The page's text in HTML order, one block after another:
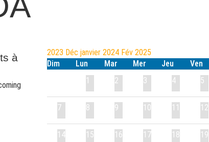
à
2023 Déc janvier 2024 Fév 2025
Dim
Lun Mar Mer Jeu Ven
1
2 3 4 5
7 8 9 10 11 12
14 15 16 17 18 19